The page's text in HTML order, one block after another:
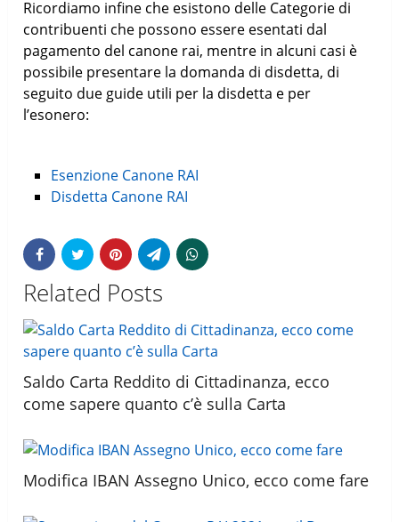
Ricordiamo infine che esistono delle Categorie di
contribuenti che possono essere esentati dal
pagamento del canone rai, mentre in alcuni casi è
possibile presentare la domanda di disdetta, di
seguito due guide utili per la disdetta e per
l’esonero:
Esenzione Canone RAI
Disdetta Canone RAI
Related Posts
Saldo Carta Reddito di Cittadinanza, ecco
come sapere quanto c’è sulla Carta
Modifica IBAN Assegno Unico, ecco come fare